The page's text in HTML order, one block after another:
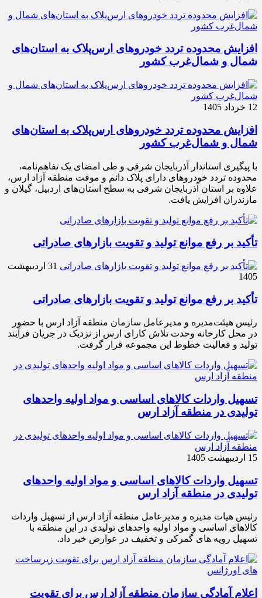
افزایش محدوده تردد خودروهای ارس‌پلاک به استان‌های
شمال و شمال‌غرب کشور
12 خرداد 1405
افزایش محدوده تردد خودروهای ارس‌پلاک به استان‌های
شمال و شمال‌غرب کشور
با پیگیری استاندار آذربایجان شرقی و طی امضای یک تفاهم‌نامه،
محدوده تردد خودروهای دارای پلاک دائم و موقت منطقه آزاد ارس،
علاوه بر استان آذربایجان شرقی به سطح استان‌های اردبیل، گیلان و
مازندران افزایش یافت.
تأکید بر رفع موانع تولید و تقویت بازارهای صادراتی
31 اردیبهشت
1405
تأکید بر رفع موانع تولید و تقویت بازارهای صادراتی
رئیس هیئت‌مدیره و مدیرعامل سازمان منطقه آزاد ارس با حضور
در محل کارخانه وحدت تلاش کارای ارس از نزدیک در جریان فرآیند
تولید و فعالیت خطوط این مجموعه قرار گرفت.
تسهیل واردات کالاهای اساسی و مواد اولیه واحدهای
تولیدی در منطقه آزاد ارس
15 اردیبهشت 1405
تسهیل واردات کالاهای اساسی و مواد اولیه واحدهای
تولیدی در منطقه آزاد ارس
رئیس هیات مدیره و مدیرعامل منطقه آزاد ارس از تسهیل واردات
کالاهای اساسی و مواد اولیه واحدهای تولیدی در این منطقه با
تسهیل رویه های گمرکی و تخفیف در عوارض خبر داد.
اعلام آمادگی سازمان منطقه آزاد ارس برای تقویت